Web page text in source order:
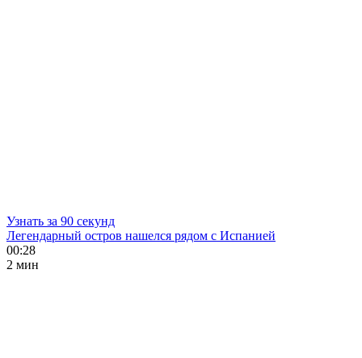
Узнать за 90 секунд
Легендарный остров нашелся рядом с Испанией
00:28
2 мин